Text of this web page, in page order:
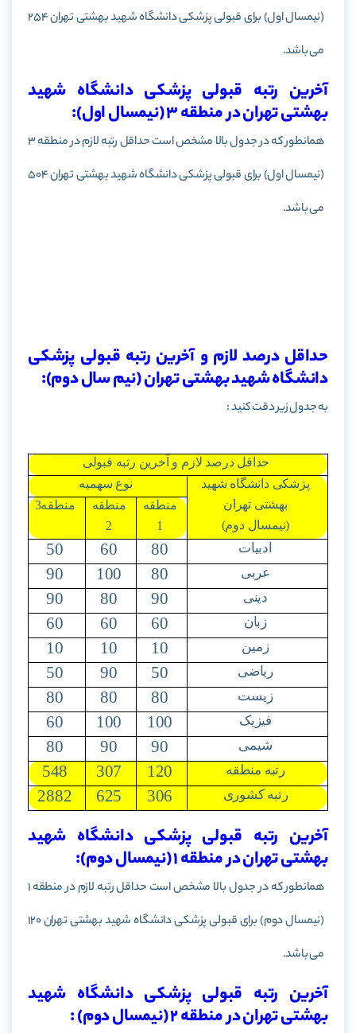
(نیمسال اول) برای قبولی پزشکیدانشگاه شهید بهشتی تهران254
می باشد.
آخرین رتبه قبولی پزشکی دانشگاه شهید
بهشتی تهران در منطقه 3 (نیمسال اول):
همانطور که در جدول بالا مشخص است حداقل رتبه لازم در منطقه 3
(نیمسال اول)برای قبولی پزشکیدانشگاه شهید بهشتی تهران504
می باشد.
حداقل درصد لازم و آخرین رتبه قبولی پزشکی
دانشگاه شهید بهشتی تهران (نیم سال دوم):
به جدول زیر دقت کنید :
حداقل درصد لازم و آخرین رتبه قبولی
پزشکی دانشگاه شهید
بهشتی تهران
(نیمسال دوم)
نوع سهمیه
منطقه
1
منطقه
2
منطقه3
ادبیات 80
60
50
عربی 80
100
90
دینی 90
80
90
زبان 60
60
60
زمین 10
10
10
ریاضی 50
90
50
زیست 80
80
80
فیزیک 100
100
60
شیمی 90
90
80
رتبه منطقه 120
307
548
رتبه کشوری 306
625
2882
آخرین رتبه قبولی پزشکی دانشگاه شهید
بهشتی تهران در منطقه 1 (نیمسال دوم):
همانطور که در جدول بالا مشخص است حداقل رتبه لازم در منطقه 1
(نیمسال دوم) برای قبولی پزشکی دانشگاه شهید بهشتی تهران 120
می باشد.
آخرین رتبه قبولی پزشکی دانشگاه شهید
بهشتی تهران در منطقه 2 (نیمسال دوم) :